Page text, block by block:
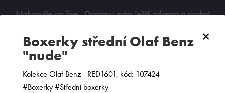
×
boxerky střední Olaf Benz
"nude"
Kolekce Olaf Benz - RED1601, kód: 107424
#Boxerky #Střední boxerky
Nakupujte on-line. Dopravu mám ještě zdarma a osobní